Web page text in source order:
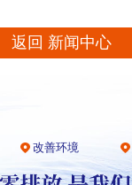
返回 新闻中心
改善环境